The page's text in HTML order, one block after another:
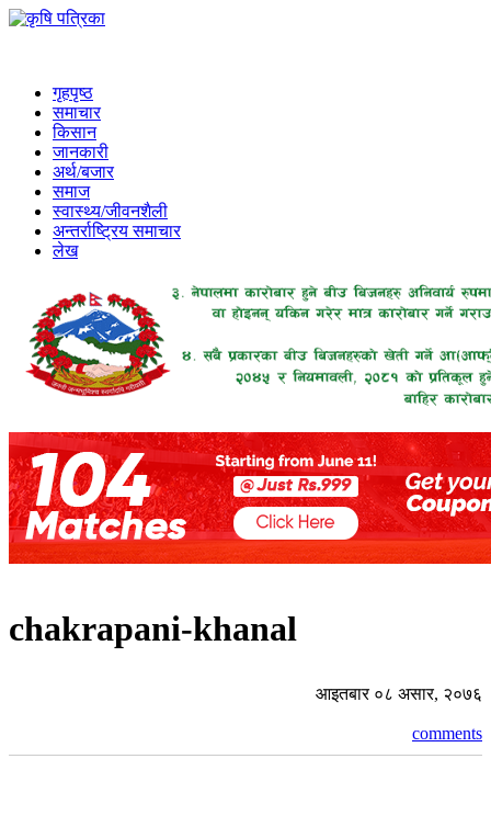
गृहपृष्ठ
समाचार
किसान
जानकारी
अर्थ/बजार
समाज
स्वास्थ्य/जीवनशैली
अन्तर्राष्ट्रिय समाचार
लेख
chakrapani-khanal
आइतबार ०८ असार, २०७६
comments